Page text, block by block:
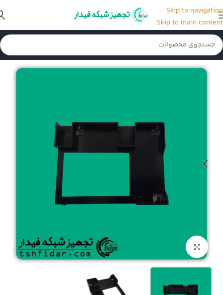
Skip to navigation
Skip to main content
خانه/قطعات و لوازم جانبی سرور/کدی هارد سرور
بزرگنمایی تصویر